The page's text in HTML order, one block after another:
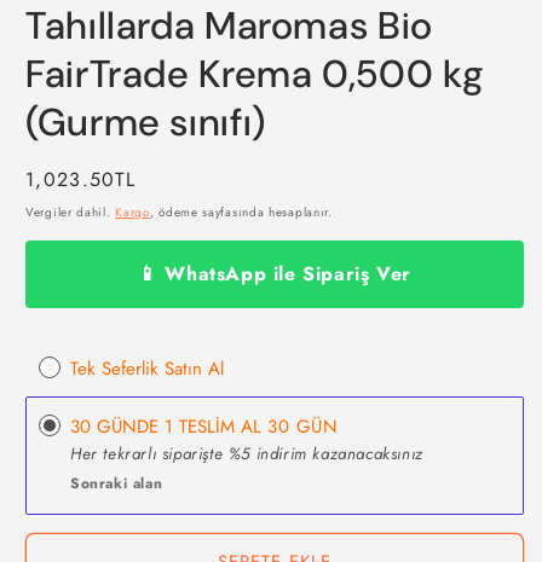
modda
oynatın
Tahıllarda Maromas Bio
FairTrade Krema 0,500 kg
(Gurme sınıfı)
Normal
fiyat
1,023.50TL
Vergiler dahil.Kargo, ödeme sayfasında hesaplanır.
📱 WhatsApp ile Sipariş Ver
Tek Seferlik Satın Al
30 GÜNDE 1 TESLİM AL 30 GÜN
Her tekrarlı siparişte %5 indirim kazanacaksınız
Sonraki alan